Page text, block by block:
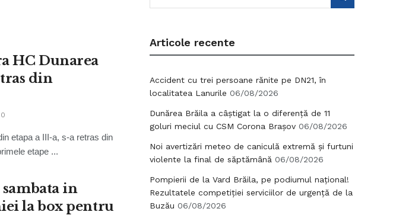
HC Dunarea
din
0
etapa a III-a, s-a retras din
etape ...
in
la box pentru
Articole recente
Accident cu trei persoane rănite pe DN21, în
localitatea Lanurile 06/08/2026
Dunărea Brăila a câștigat la o diferență de 11
goluri meciul cu CSM Corona Brașov 06/08/2026
Noi avertizări meteo de caniculă extremă și furtuni
violente la final de săptămână 06/08/2026
Pompierii de la Vard Brăila, pe podiumul național!
Rezultatele competiției serviciilor de urgență de la
Buzău 06/08/2026